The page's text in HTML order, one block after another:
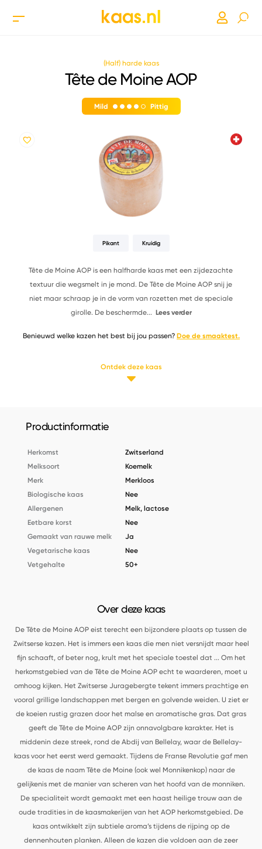
(Half) harde kaas
Tête de Moine AOP
Mild Pittig
Pikant Kruidig
Tête de Moine AOP is een halfharde kaas met een zijdezachte
textuur die wegsmelt in je mond. De Tête de Moine AOP snij je
niet maar schraap je in de vorm van rozetten met de speciale
girolle. De beschermde... Lees verder
Benieuwd welke kazen het best bij jou passen? Doe de smaaktest.
Ontdek deze kaas
Productinformatie
Herkomst
Zwitserland
Melksoort
Koemelk
Merk
Merkloos
Biologische kaas
Nee
Allergenen
Melk, lactose
Eetbare korst
Nee
Gemaakt van rauwe melk
Ja
Vegetarische kaas
Nee
Vetgehalte
50+
Over deze kaas
De Tête de Moine AOP eist terecht een bijzondere plaats op tussen de
Zwitserse kazen. Het is immers een kaas die men niet versnijdt maar heel
fijn schaaft, of beter nog, krult met het speciale toestel dat ... Om het
herkomstgebied van de Tête de Moine AOP echt te waarderen, moet u
omhoog kijken. Het Zwitserse Juragebergte tekent immers prachtige en
vooral grillige landschappen met bergen en golvende weiden. U ziet er
de koeien rustig grazen door het malse en aromatische gras. Dat gras
geeft de Tête de Moine AOP zijn onnavolgbare karakter. Het is
middenin deze streek, rond de Abdij van Bellelay, waar de Bellelay-
kaas voor het eerst werd gemaakt. Tijdens de Franse Revolutie gaf men
de kaas de naam Tête de Moine (ook wel Monnikenkop) naar de
gelijkenis met de manier van scheren van het hoofd van de monniken.
De specialiteit wordt gemaakt met een haast heilige trouw aan de
oude tradities in de kaasmakerijen van het AOP herkomstgebied. De
kaas ontwikkelt zijn subtiele aroma’s tijdens de rijping op de
dennenhouten planken. Alleen de kazen die voldoen aan de zeer